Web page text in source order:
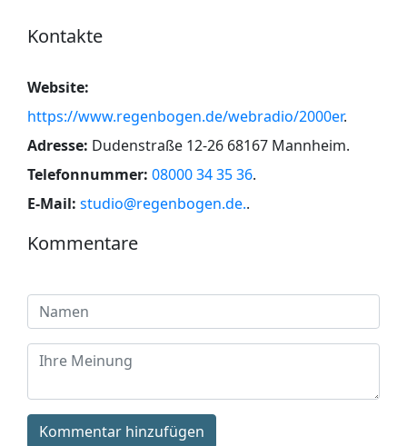
Kontakte
Website:
https://www.regenbogen.de/webradio/2000er.
Adresse: Dudenstraße 12-26 68167 Mannheim.
Telefonnummer: 08000 34 35 36.
E-Mail: studio@regenbogen.de..
Kommentare
Kommentar hinzufügen